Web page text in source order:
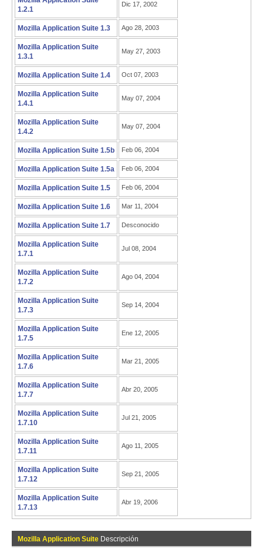
1.2.1
Dic 17, 2002
Mozilla Application Suite 1.3 Ago 28, 2003
Mozilla Application Suite
1.3.1
May 27, 2003
Mozilla Application Suite 1.4 Oct 07, 2003
Mozilla Application Suite
1.4.1
May 07, 2004
Mozilla Application Suite
1.4.2
May 07, 2004
Mozilla Application Suite 1.5b Feb 06, 2004
Mozilla Application Suite 1.5a Feb 06, 2004
Mozilla Application Suite 1.5 Feb 06, 2004
Mozilla Application Suite 1.6 Mar 11, 2004
Mozilla Application Suite 1.7 Desconocido
Mozilla Application Suite
1.7.1
Jul 08, 2004
Mozilla Application Suite
1.7.2
Ago 04, 2004
Mozilla Application Suite
1.7.3
Sep 14, 2004
Mozilla Application Suite
1.7.5
Ene 12, 2005
Mozilla Application Suite
1.7.6
Mar 21, 2005
Mozilla Application Suite
1.7.7
Abr 20, 2005
Mozilla Application Suite
1.7.10
Jul 21, 2005
Mozilla Application Suite
1.7.11
Ago 11, 2005
Mozilla Application Suite
1.7.12
Sep 21, 2005
Mozilla Application Suite
1.7.13
Abr 19, 2006
Mozilla Application Suite Descripción